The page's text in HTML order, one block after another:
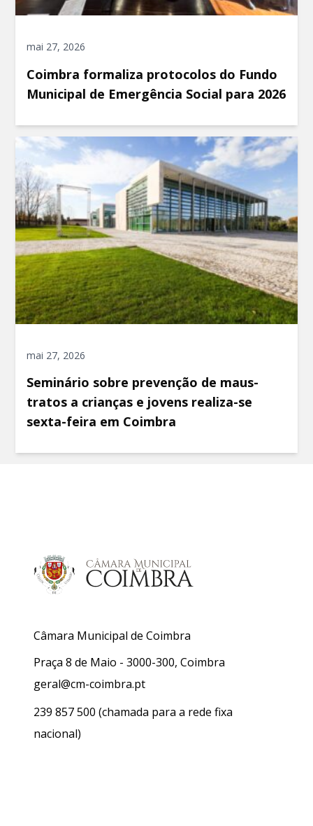
mai 27, 2026
Coimbra formaliza protocolos do Fundo
Municipal de Emergência Social para 2026
mai 27, 2026
Seminário sobre prevenção de maus-
tratos a crianças e jovens realiza-se
sexta-feira em Coimbra
Câmara Municipal de Coimbra
Praça 8 de Maio - 3000-300, Coimbra
geral@cm-coimbra.pt
239 857 500 (chamada para a rede fixa
nacional)